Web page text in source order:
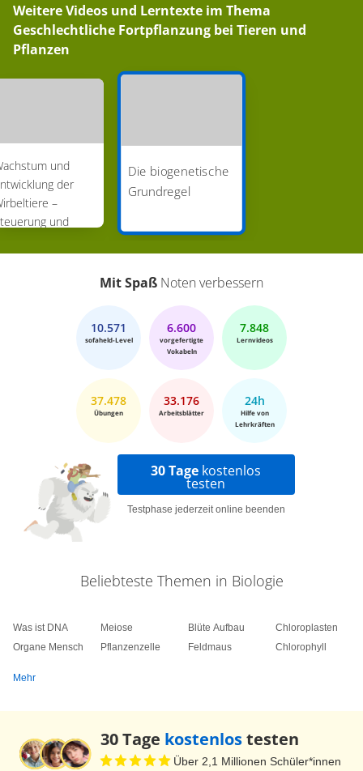
Weitere Videos und Lerntexte im Thema
Geschlechtliche Fortpflanzung bei Tieren und
Pflanzen
und
der
–
und
Die biogenetische
Grundregel
Mit Spaß Noten verbessern
10.571
sofaheld-Level
6.600
vorgefertigte
Vokabeln
7.848
Lernvideos
37.478
Übungen
33.176
Arbeitsblätter
24h
Hilfe von
Lehrkräften
30 Tage kostenlos
testen
Testphase jederzeit online beenden
Beliebteste Themen in Biologie
Was ist DNA
Organe Mensch
Meiose
Pflanzenzelle
Blüte Aufbau
Feldmaus
Chloroplasten
Chlorophyll
Mehr
30 Tage kostenlostesten
Über 2,1 Millionen Schüler*innen